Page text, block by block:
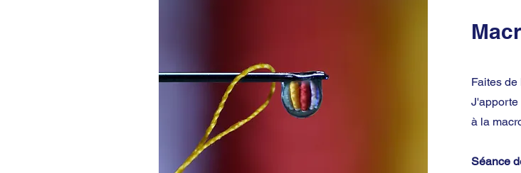
Faites
J'apporte
à la
Séance